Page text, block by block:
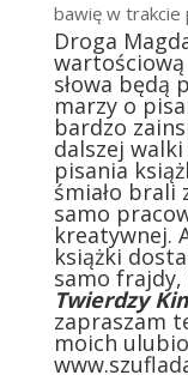
bawię w trakcie
Droga
wartościową
słowa będą
marzy o
bardzo
dalszej
pisania
śmiało brali
samo
kreatywnej.
książki
samo
Twierdzy
zapraszam
moich